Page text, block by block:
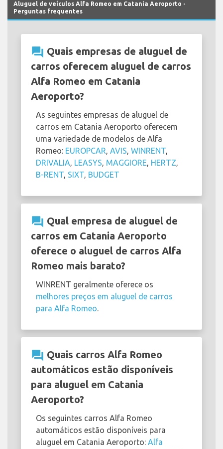
Aluguel de veículos Alfa Romeo em Catania Aeroporto -
Perguntas frequentes
question_answer Quais empresas de aluguel de
carros oferecem aluguel de carros
Alfa Romeo em Catania
Aeroporto?
As seguintes empresas de aluguel de
carros em Catania Aeroporto oferecem
uma variedade de modelos de Alfa
Romeo: EUROPCAR, AVIS, WINRENT,
DRIVALIA, LEASYS, MAGGIORE, HERTZ,
B-RENT, SIXT, BUDGET
question_answer Qual empresa de aluguel de
carros em Catania Aeroporto
oferece o aluguel de carros Alfa
Romeo mais barato?
WINRENT geralmente oferece os
melhores preços em aluguel de carros
para Alfa Romeo.
question_answer Quais carros Alfa Romeo
automáticos estão disponíveis
para aluguel em Catania
Aeroporto?
Os seguintes carros Alfa Romeo
automáticos estão disponíveis para
aluguel em Catania Aeroporto: Alfa